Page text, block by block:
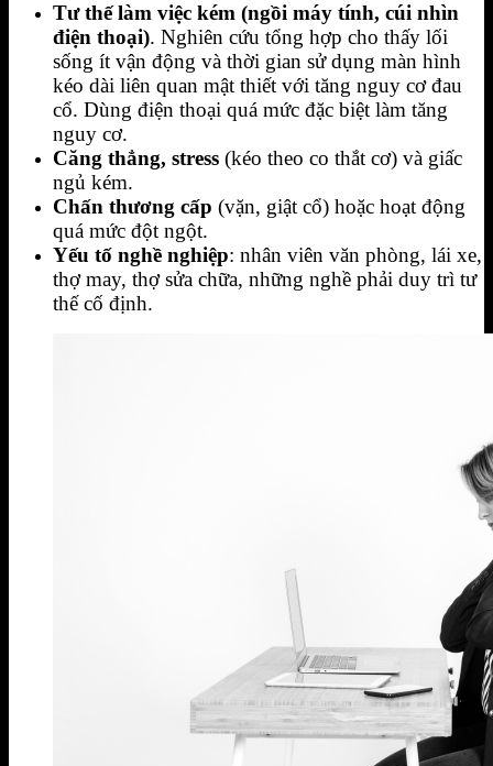
Tư thế làm việc kém (ngồi máy tính, cúi nhìn
điện thoại). Nghiên cứu tổng hợp cho thấy lối
sống ít vận động và thời gian sử dụng màn hình
kéo dài liên quan mật thiết với tăng nguy cơ đau
cổ. Dùng điện thoại quá mức đặc biệt làm tăng
nguy cơ.
Căng thẳng, stress (kéo theo co thắt cơ) và giấc
ngủ kém.
Chấn thương cấp (vặn, giật cổ) hoặc hoạt động
quá mức đột ngột.
Yếu tố nghề nghiệp: nhân viên văn phòng, lái xe,
thợ may, thợ sửa chữa, những nghề phải duy trì tư
thế cố định.